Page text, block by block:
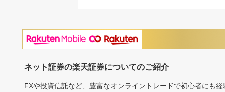
ネット証券の楽天証券についてのご紹介
FXや投資信託など、豊富なオンライントレードで初心者にも